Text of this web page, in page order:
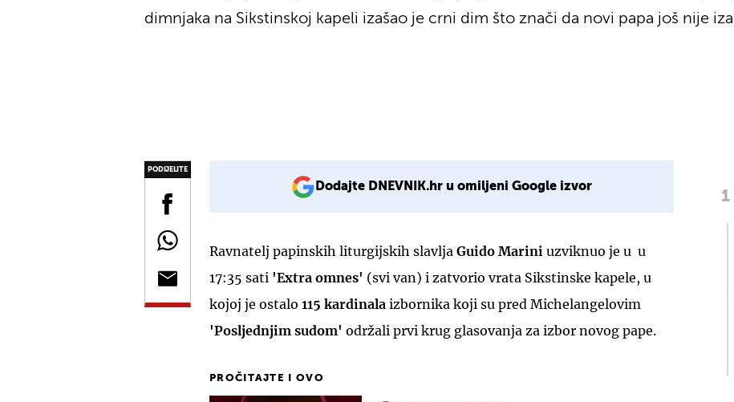
dimnjaka na Sikstinskoj kapeli izašao je crni dim što znači da novi papa još nije
PODIJELITE
Dodajte DNEVNIK.hr u omiljeni Google izvor
Ravnatelj papinskih liturgijskih slavlja Guido Marini uzviknuo je u u
17:35 sati 'Extra omnes' (svi van) i zatvorio vrata Sikstinske kapele, u
kojoj je ostalo 115 kardinala izbornika koji su pred Michelangelovim
'Posljednjim sudom' održali prvi krug glasovanja za izbor novog pape.
PROČITAJTE I OVO